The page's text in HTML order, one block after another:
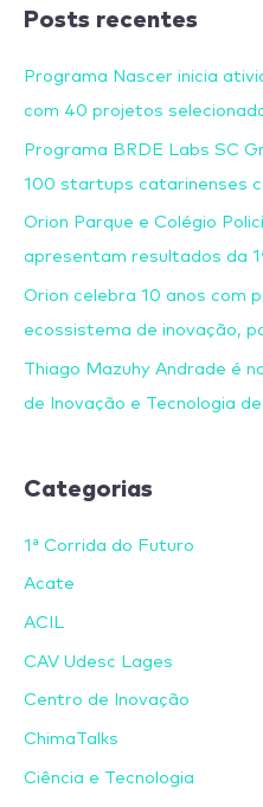
Posts recentes
Programa Nascer inicia
com 40 projetos
Programa BRDE Labs SC
100 startups catarinenses
Orion Parque e Colégio
apresentam resultados da
Orion celebra 10 anos com
ecossistema de inovação,
Thiago Mazuhy Andrade é
de Inovação e Tecnologia
Categorias
1ª Corrida do Futuro
Acate
ACIL
CAV Udesc Lages
Centro de Inovação
ChimaTalks
Ciência e Tecnologia